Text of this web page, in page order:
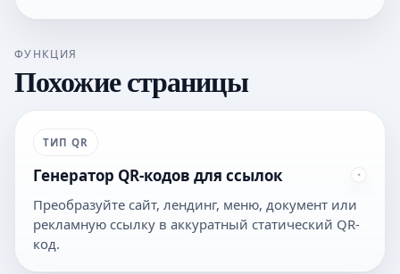
ФУНКЦИЯ
Похожие страницы
ТИП QR
Генератор QR-кодов для ссылок
Преобразуйте сайт, лендинг, меню, документ или
рекламную ссылку в аккуратный статический QR-
код.